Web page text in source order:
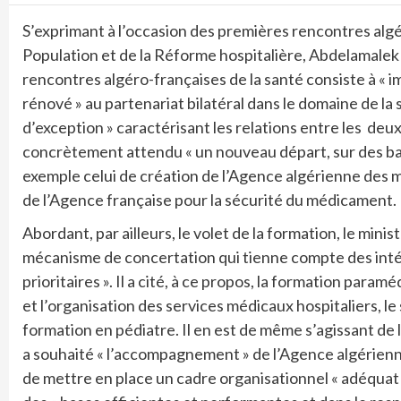
S’exprimant à l’occasion des premières rencontres
Population et de la Réforme hospitalière,
rencontres algéro-françaises de la santé consiste à «
rénové » au partenariat bilatéral dans le domaine de
d’exception » caractérisant les relations entre les
concrètement attendu « un nouveau départ, sur des
exemple celui de création de l’Agence algérienne
de l’Agence française pour la sécurité du médicament.
Abordant, par ailleurs, le volet de la formation, le
mécanisme de concertation qui tienne compte des
prioritaires ». Il a cité, à ce propos, la formation
et l’organisation des services médicaux hospitaliers,
formation en pédiatre. Il en est de même s’agissant
a souhaité « l’accompagnement » de l’Agence
de mettre en place un cadre organisationnel «